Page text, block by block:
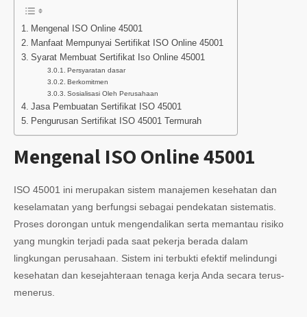
Mengenal ISO Online 45001
Manfaat Mempunyai Sertifikat ISO Online 45001
Syarat Membuat Sertifikat Iso Online 45001
Persyaratan dasar
Berkomitmen
Sosialisasi Oleh Perusahaan
Jasa Pembuatan Sertifikat ISO 45001
Pengurusan Sertifikat ISO 45001 Termurah
Mengenal ISO Online 45001
ISO 45001 ini merupakan sistem manajemen kesehatan dan
keselamatan yang berfungsi sebagai pendekatan sistematis.
Proses dorongan untuk mengendalikan serta memantau risiko
yang mungkin terjadi pada saat pekerja berada dalam
lingkungan perusahaan. Sistem ini terbukti efektif melindungi
kesehatan dan kesejahteraan tenaga kerja Anda secara terus-
menerus.